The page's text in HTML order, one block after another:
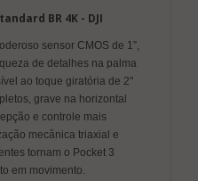
BR 4K - DJI
sensor CMOS de 1”,
de detalhes na palma
ao toque giratória de 2"
grave na horizontal
e controle mais
mecânica triaxial e
tornam o Pocket 3
em movimento.